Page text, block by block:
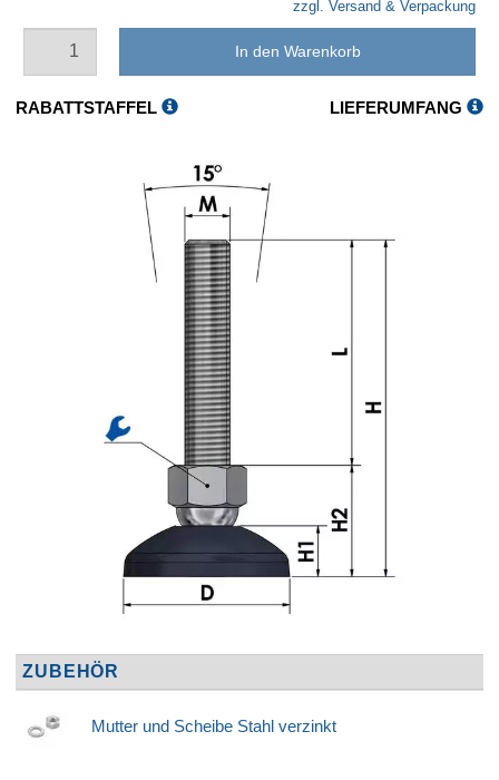
zzgl. Versand & Verpackung
In den Warenkorb
RABATTSTAFFEL LIEFERUMFANG
ZUBEHÖR
Mutter und Scheibe Stahl verzinkt